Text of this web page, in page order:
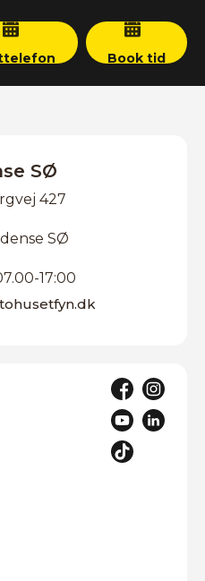
Book tid
SØ
427
SØ
17:00